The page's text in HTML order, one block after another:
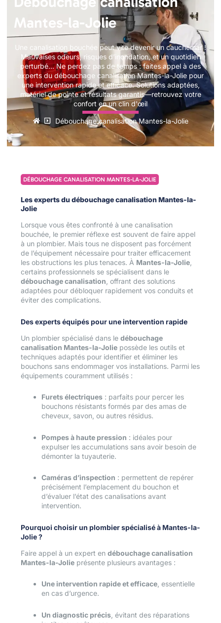
Mantes-la-Jolie
Une canalisation bouchée peut vite devenir un cauchemar !
Mauvaises odeurs, risques d’inondation, et un quotidien
perturbé… Ne perdez pas de temps : faites appel à des
experts du débouchage canalisation Mantes-la-Jolie pour
une intervention rapide et efficace. Solutions adaptées,
matériel de pointe et résultats garantis—retrouvez votre
confort en un clin d'œil
Débouchage canalisation Mantes-la-Jolie
DÉBOUCHAGE CANALISATION MANTES-LA-JOLIE
Les experts du débouchage canalisation Mantes-la-
Jolie
Lorsque vous êtes confronté à une canalisation
bouchée, le premier réflexe est souvent de faire appel
à un plombier. Mais tous ne disposent pas forcément
de l’équipement nécessaire pour traiter efficacement
les obstructions les plus tenaces. À Mantes-la-Jolie
certains professionnels se spécialisent dans le
débouchage canalisation , offrant des solutions
adaptées pour débloquer rapidement vos conduits et
éviter des complications.
Des experts équipés pour une intervention rapide
Un plombier spécialisé dans le débouchage
canalisation Mantes-la-Jolie possède les outils et
techniques adaptés pour identifier et éliminer les
bouchons sans endommager vos installations. Parmi les
équipements couramment utilisés :
Furets électriques : parfaits pour percer les
bouchons résistants formés par des amas de
cheveux, savon, ou autres résidus.
Pompes à haute pression : idéales pour
expulser les accumulations sans avoir besoin de
démonter la tuyauterie.
Caméras d’inspection : permettent de repérer
précisément l’emplacement du bouchon et
d’évaluer l’état des canalisations avant
intervention.
Pourquoi choisir un plombier spécialisé à Mantes-la-
Jolie ?
Faire appel à un expert en débouchage canalisation
Mantes-la-Jolie présente plusieurs avantages :
Une intervention rapide et efficace, essentielle
en cas d’urgence.
Un diagnostic précis , évitant des réparations